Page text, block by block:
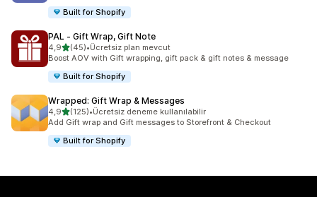
Built for Shopify
PAL ‑ Gift Wrap, Gift Note
4,95 yıldız üzerinden
(45)
toplam 45 değerlendirme
•Ücretsiz plan mevcut
Boost AOV with Gift wrapping, gift pack & gift notes & message
Built for Shopify
Wrapped: Gift Wrap & Messages
4,95 yıldız üzerinden
(125)
toplam 125 değerlendirme
•Ücretsiz deneme kullanılabilir
Add Gift wrap and Gift messages to Storefront & Checkout
Built for Shopify